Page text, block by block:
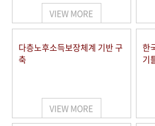
세계와 함께 한 KIHASA
VR 역사관
VIEW MORE
다층노후소득보장체계 기반 구
축
VIEW MORE
한
기